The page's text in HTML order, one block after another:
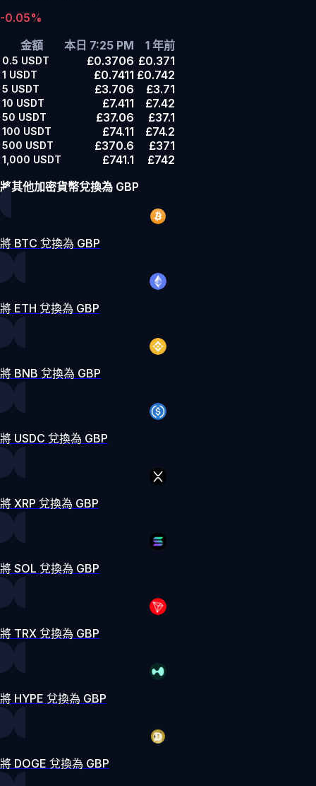
-0.05%
金額
本日 7:25 PM 1 年前
0.5 USDT £0.3706 £0.371
1 USDT £0.7411 £0.742
5 USDT £3.706 £3.71
10 USDT £7.411 £7.42
50 USDT £37.06 £37.1
100 USDT £74.11 £74.2
500 USDT £370.6 £371
1,000 USDT £741.1
£742
將其他加密貨幣兌換為 GBP
將 BTC 兌換為 GBP
將 ETH 兌換為 GBP
將 BNB 兌換為 GBP
將 USDC 兌換為 GBP
將 XRP 兌換為 GBP
將 SOL 兌換為 GBP
將 TRX 兌換為 GBP
將 HYPE 兌換為 GBP
將 DOGE 兌換為 GBP